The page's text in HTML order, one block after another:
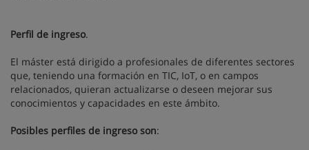
Perfil de ingreso.
El máster está dirigido a profesionales de diferentes sectores
que, teniendo una formación en TIC, IoT, o en campos
relacionados, quieran actualizarse o deseen mejorar sus
conocimientos y capacidades en este ámbito.
Posibles perfiles de ingreso son: